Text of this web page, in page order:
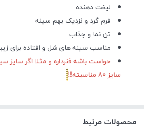
لیفت دهنده
فرم گرد و نزدیک بهم سینه
تن نما و جذاب
مناسب سینه های شل و افتاده برای
سایز 80 مناسبته!!!
محصولات مرتبط